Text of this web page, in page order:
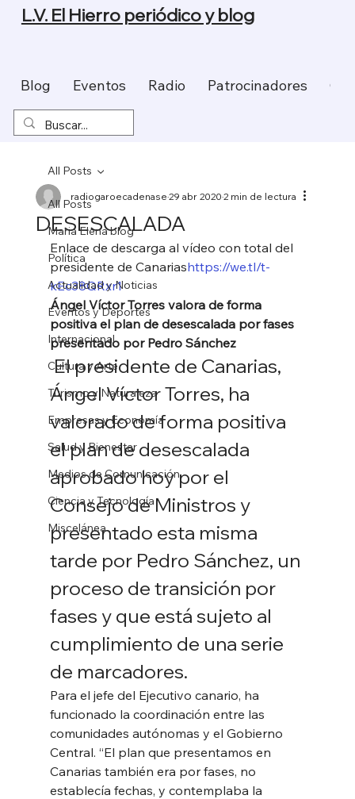
Blog Eventos Radio Patrocinadores
L.V. El Hierro periódico y blog
All Posts
Maria Elena blog
Política
Actualidad y Noticias
Eventos y Deportes
Internacional
Cultura y Arte
Turismo y Naturaleza
Empresas y Economía
Salud y Bienestar
Medios de Comunicación
Ciencia y Tecnología
Miscelánea
All Posts
DESESCALADA
radiogaroecadenase29 abr 20202 min de lectura
Enlace de descarga al vídeo con total del
presidente de Canariashttps://we.tl/t-
kEc38QRxr1
Ángel Víctor Torres valora de forma
positiva el plan de desescalada por fases
presentado por Pedro Sánchez
El presidente de Canarias,
Ángel Víctor Torres, ha
valorado de forma positiva
el plan de desescalada
aprobado hoy por el
Consejo de Ministros y
presentado esta misma
tarde por Pedro Sánchez, un
proceso de transición por
fases y que está sujeto al
cumplimiento de una serie
de marcadores.
Para el jefe del Ejecutivo canario, ha
funcionado la coordinación entre las
comunidades autónomas y el Gobierno
Central. “El plan que presentamos en
Canarias también era por fases, no
establecía fechas, y contemplaba la